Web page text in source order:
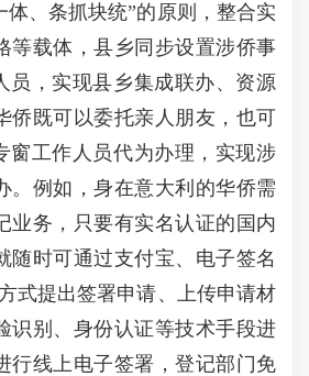
体、条抓块统”的原则，整合实
等载体，县乡同步设置涉侨事
员，实现县乡集成联办、资源
侨既可以委托亲人朋友，也可
窗工作人员代为办理，实现涉
。例如，身在意大利的华侨需
业务，只要有实名认证的国内
随时可通过支付宝、电子签名
式提出签署申请、上传申请材
识别、身份认证等技术手段进
行线上电子签署，登记部门免